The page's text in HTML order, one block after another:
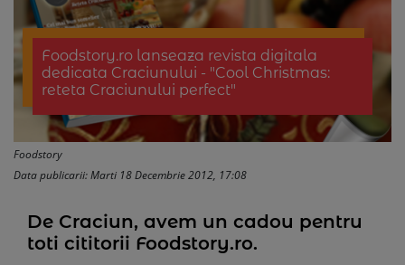
Foodstory.ro lanseaza revista digitala
dedicata Craciunului - "Cool Christmas:
reteta Craciunului perfect"
Foodstory
Data publicarii: Marti 18 Decembrie 2012, 17:08
De Craciun, avem un cadou pentru
toti cititorii Foodstory.ro.